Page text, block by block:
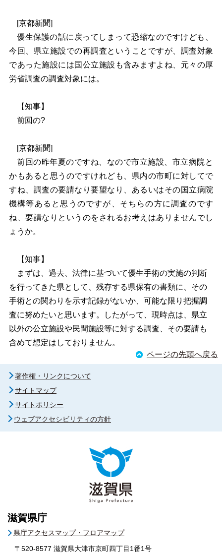
[京都新聞]
優生保護の話に戻ってしまって恐縮なのですけども、
今回、県立施設での再調査ということですが、調査対象
であった施設には国公立施設も含みますよね、元々の厚
労省調査の調査対象には。
【知事】
前回の?
[京都新聞]
前回の昨年夏のですね、なので市立施設、市立病院と
かもあると思うのですけれども、県内の市町に対してで
すね、調査の要請なり要望なり、あるいはその国立病院
機構等あると思うのですが、そちらの方に調査のです
ね、要請なりというのをされるお考えはありませんでし
ょうか。
【知事】
まずは、過去、法律に基づいて優生手術の実施の判断
を行ってきた県として、残存する県保有の書類に、その
手術との関わりを示す記録がないか、可能な限り把握調
査に努めたいと思います。したがって、現時点は、県立
以外の公立施設や民間施設等に対する調査、その要請も
含めて想定はしておりません。
ページの先頭へ戻る
著作権・リンクについて
サイトマップ
サイトポリシー
ウェブアクセシビリティの方針
滋賀県庁
県庁アクセスマップ・フロアマップ
〒520-8577 滋賀県大津市京町四丁目1番1号